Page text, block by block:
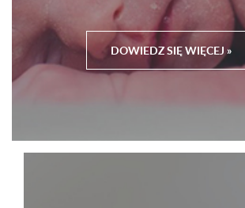
DOWIEDZ SIĘ WIĘCEJ »